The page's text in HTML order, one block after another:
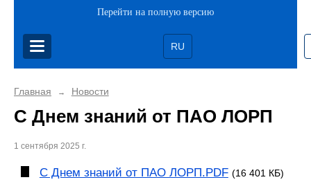
Перейти на полную версию
RU
Главная → Новости
С Днем знаний от ПАО ЛОРП
1 сентября 2025 г.
С Днем знаний от ПАО ЛОРП.PDF (16 401 КБ)